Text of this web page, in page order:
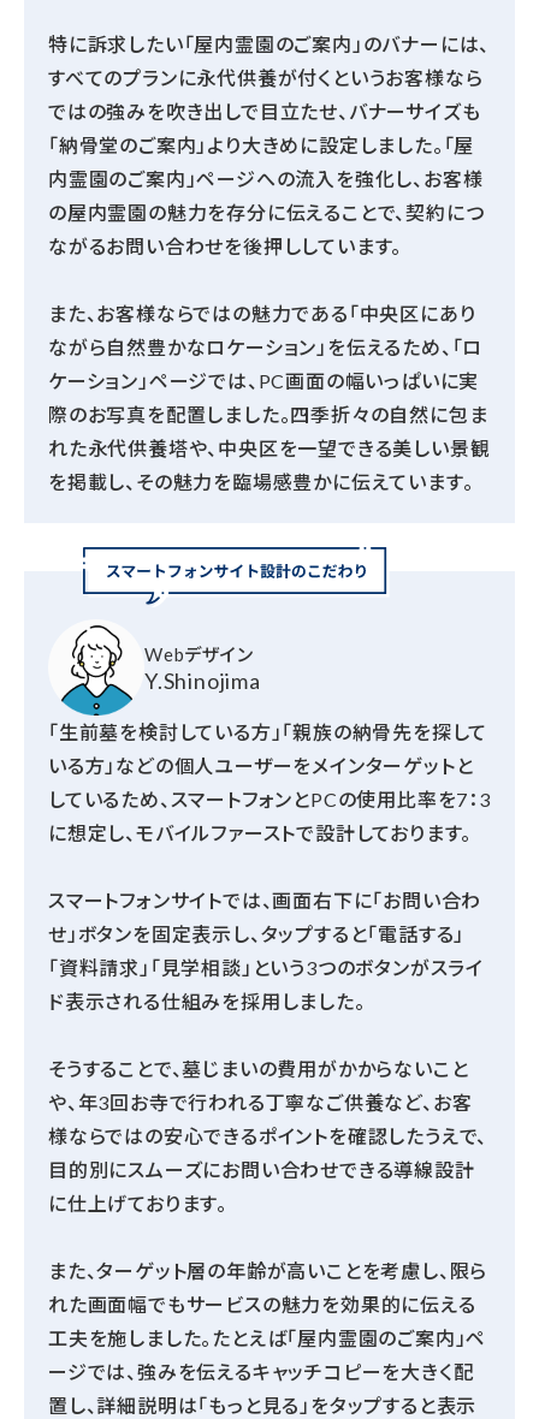
特に訴求したい「屋内霊園のご案内」のバナーには、
すべてのプランに永代供養が付くというお客様なら
ではの強みを吹き出しで目立たせ、バナーサイズも
「納骨堂のご案内」より大きめに設定しました。「屋
内霊園のご案内」ページへの流入を強化し、お客様
の屋内霊園の魅力を存分に伝えることで、契約につ
ながるお問い合わせを後押ししています。
また、お客様ならではの魅力である「中央区にあり
ながら自然豊かなロケーション」を伝えるため、「ロ
ケーション」ページでは、PC画面の幅いっぱいに実
際のお写真を配置しました。四季折々の自然に包ま
れた永代供養塔や、中央区を一望できる美しい景観
を掲載し、その魅力を臨場感豊かに伝えています。
Webデザイン
Y.Shinojima
「生前墓を検討している方」「親族の納骨先を探して
いる方」などの個人ユーザーをメインターゲットと
しているため、スマートフォンとPCの使用比率を7：3
に想定し、モバイルファーストで設計しております。
スマートフォンサイトでは、画面右下に「お問い合わ
せ」ボタンを固定表示し、タップすると「電話する」
「資料請求」「見学相談」という3つのボタンがスライ
ド表示される仕組みを採用しました。
そうすることで、墓じまいの費用がかからないこと
や、年3回お寺で行われる丁寧なご供養など、お客
様ならではの安心できるポイントを確認したうえで、
目的別にスムーズにお問い合わせできる導線設計
に仕上げております。
また、ターゲット層の年齢が高いことを考慮し、限ら
れた画面幅でもサービスの魅力を効果的に伝える
工夫を施しました。たとえば「屋内霊園のご案内」ペ
ージでは、強みを伝えるキャッチコピーを大きく配
置し、詳細説明は「もっと見る」をタップすると表示